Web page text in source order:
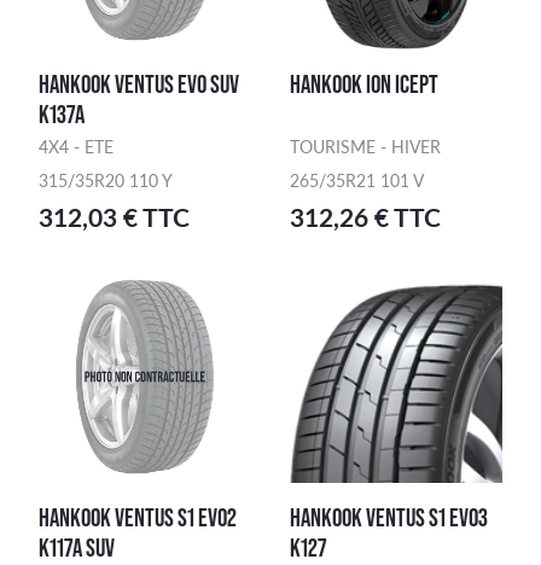
HANKOOK VENTUS EVO SUV
K137A
4X4 - ETE
315/35R20 110 Y
312,03 € TTC
HANKOOK ION ICEPT
TOURISME - HIVER
265/35R21 101 V
312,26 € TTC
HANKOOK VENTUS S1 EVO2
K117A SUV
HANKOOK VENTUS S1 EVO3
K127